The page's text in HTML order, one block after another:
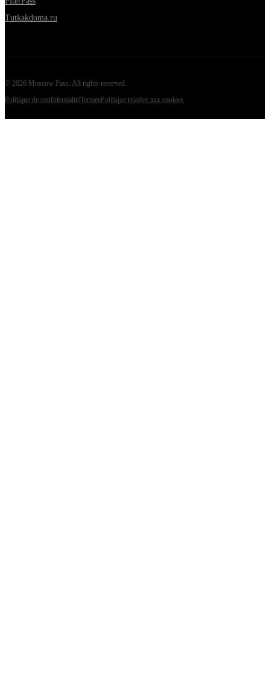
Tutkakdoma.ru
© 2026 Moscow Pass. All rights reserved.
Politique de confidentialitéTermes Politique relative aux cookies